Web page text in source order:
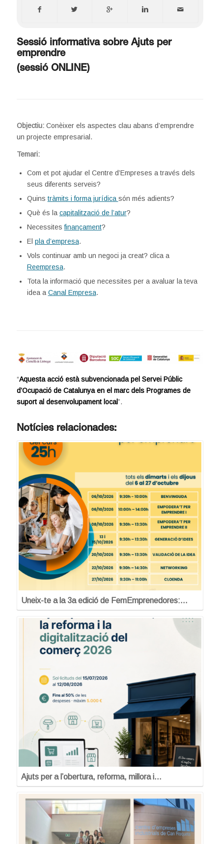
Sessió informativa sobre Ajuts per
emprendre
(sessió ONLINE)
Objectiu: Conèixer els aspectes clau abans d’emprendre
un projecte empresarial.
Temari:
Com et pot ajudar el Centre d’Empreses a través dels
seus diferents serveis?
Quins tràmits i forma jurídicasón més adients?
Què és la capitalització de l’atur?
Necessitesfinançament?
El pla d’empresa.
Vols continuar amb un negoci ja creat? clica a
Reempresa.
Tota la informació que necessites per a avaluar la teva
idea a Canal Empresa.
“Aquesta acció està subvencionada pel Servei Públic
d’Ocupació de Catalunya en el marc dels Programes de
suport al desenvolupament local”.
Notícies relacionades:
Uneix-te a la 3a edició de FemEmprenedores:…
Ajuts per a l’obertura, reforma, millora i…